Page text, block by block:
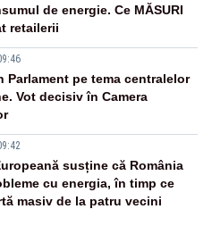
de energie. Ce MĂSURI
retailerii
Parlament pe tema centralelor
Vot decisiv în Camera
susține că România
cu energia, în timp ce
masiv de la patru vecini